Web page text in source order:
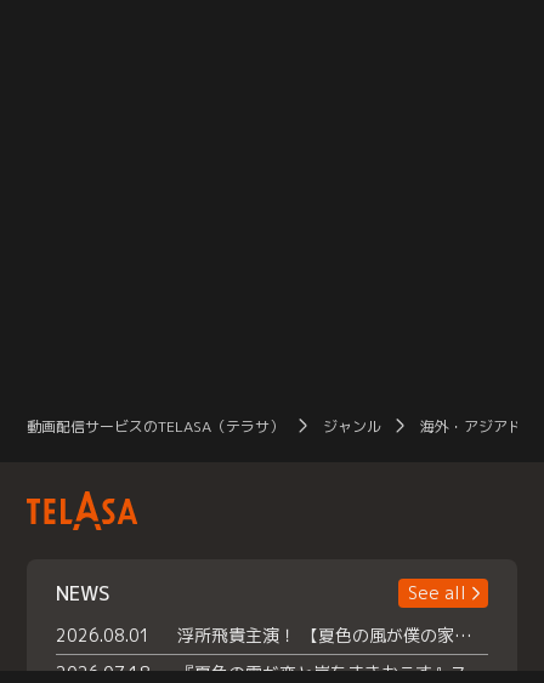
動画配信サービスのTELASA（テラサ） ジャンル 海外・アジアドラ
NEWS
See all
2026.08.01
浮所飛貴主演！ 【夏色の風が僕の家にやってきた】 本日よりテラサで独占配信スタート！
2026.07.18
『夏色の雲が恋と嵐をまきおこす』スペシャルメイキング 【Part1】2026年７月18日（土）23時30分～配信スタート！話題のシーンの裏側を大公開！豪華キャスト大集合！ 『武宮家 真夏の家族会議』開催！